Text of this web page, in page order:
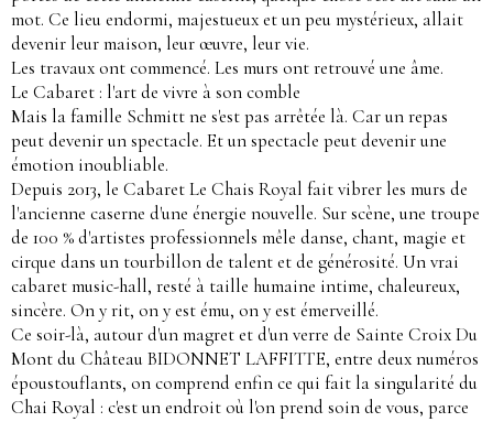
mot. Ce lieu endormi, majestueux et un peu mystérieux, allait
devenir leur maison, leur œuvre, leur vie.
Les travaux ont commencé. Les murs ont retrouvé une âme.
Le Cabaret : l'art de vivre à son comble
Mais la famille Schmitt ne s'est pas arrêtée là. Car un repas
peut devenir un spectacle. Et un spectacle peut devenir une
émotion inoubliable.
Depuis 2013, le Cabaret Le Chais Royal fait vibrer les murs de
l'ancienne caserne d'une énergie nouvelle. Sur scène, une troupe
de 100 % d'artistes professionnels mêle danse, chant, magie et
cirque dans un tourbillon de talent et de générosité. Un vrai
cabaret music-hall, resté à taille humaine intime, chaleureux,
sincère. On y rit, on y est ému, on y est émerveillé.
Ce soir-là, autour d'un magret et d'un verre de Sainte Croix Du
Mont du Château BIDONNET LAFFITTE, entre deux numéros
époustouflants, on comprend enfin ce qui fait la singularité du
Chai Royal : c'est un endroit où l'on prend soin de vous, parce